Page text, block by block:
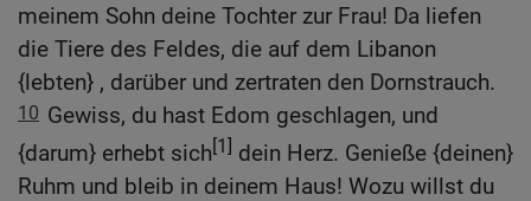
meinem Sohn deine Tochter zur Frau! Da liefen
die Tiere des Feldes, die auf dem Libanon
{lebten} , darüber und zertraten den Dornstrauch.
10 Gewiss, du hast Edom geschlagen, und
{darum} erhebt sich[1] dein Herz. Genieße {deinen}
Ruhm und bleib in deinem Haus! Wozu willst du